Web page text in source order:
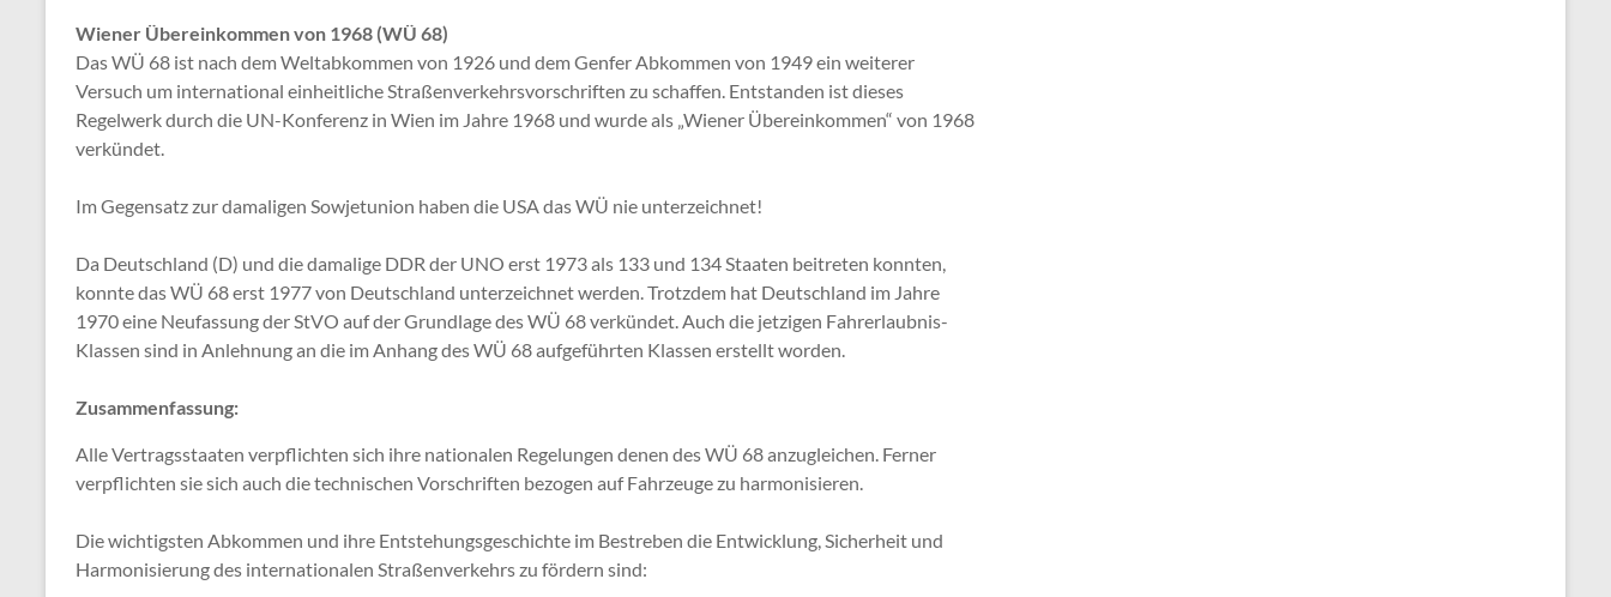
Wiener Übereinkommen von 1968 (WÜ 68)
Das WÜ 68 ist nach dem Weltabkommen von 1926 und dem Genfer Abkommen von 1949 ein weiterer
Versuch um international einheitliche Straßenverkehrsvorschriften zu schaffen. Entstanden ist dieses
Regelwerk durch die UN-Konferenz in Wien im Jahre 1968 und wurde als „Wiener Übereinkommen“ von 1968
verkündet.
Im Gegensatz zur damaligen Sowjetunion haben die USA das WÜ nie unterzeichnet!
Da Deutschland (D) und die damalige DDR der UNO erst 1973 als 133 und 134 Staaten beitreten konnten,
konnte das WÜ 68 erst 1977 von Deutschland unterzeichnet werden. Trotzdem hat Deutschland im Jahre
1970 eine Neufassung der StVO auf der Grundlage des WÜ 68 verkündet. Auch die jetzigen Fahrerlaubnis-
Klassen sind in Anlehnung an die im Anhang des WÜ 68 aufgeführten Klassen erstellt worden.
Zusammenfassung:
Alle Vertragsstaaten verpflichten sich ihre nationalen Regelungen denen des WÜ 68 anzugleichen. Ferner
verpflichten sie sich auch die technischen Vorschriften bezogen auf Fahrzeuge zu harmonisieren.
Die wichtigsten Abkommen und ihre Entstehungsgeschichte im Bestreben die Entwicklung, Sicherheit und
Harmonisierung des internationalen Straßenverkehrs zu fördern sind: